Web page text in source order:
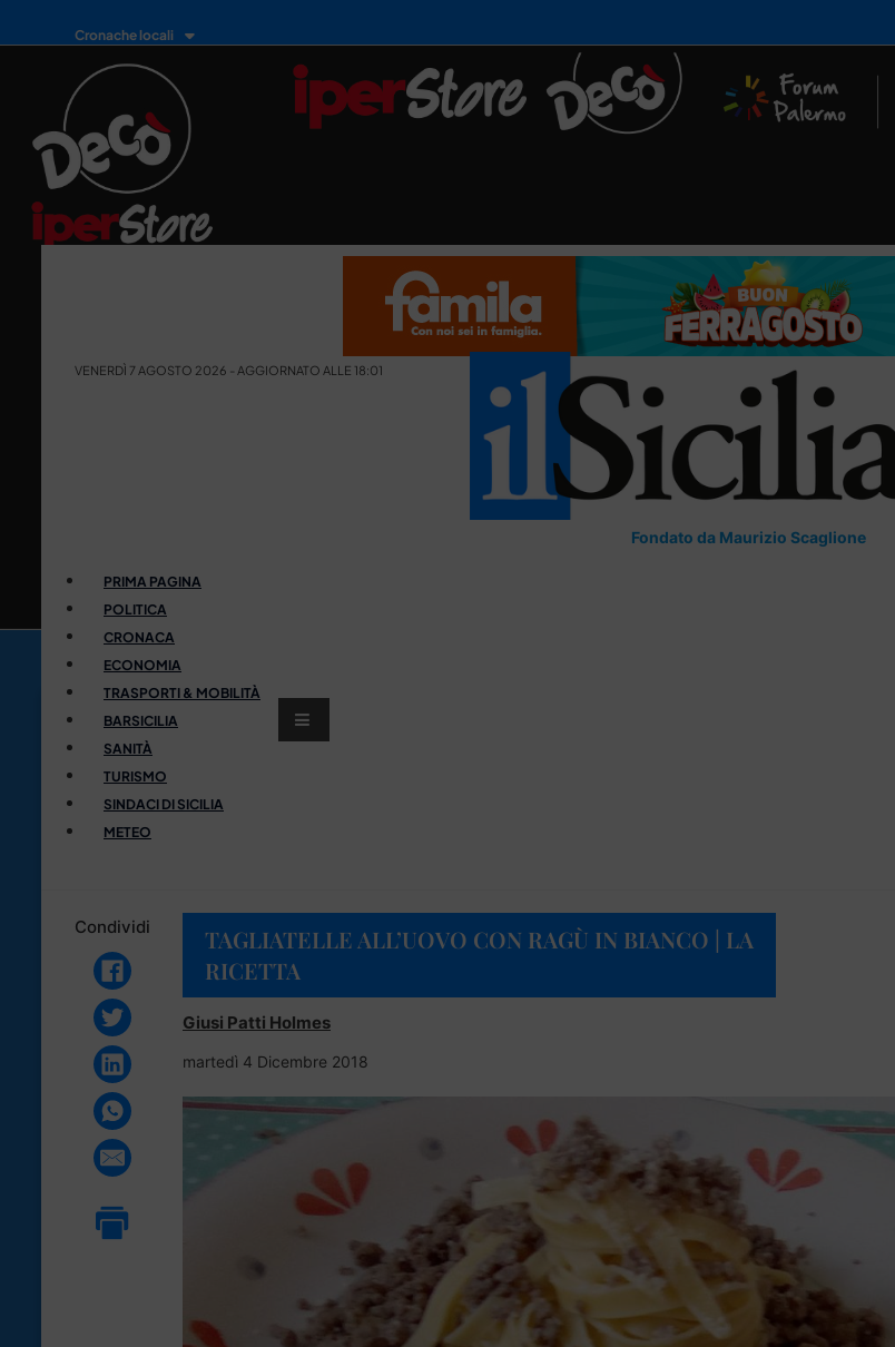
Cronache locali
VENERDÌ 7 AGOSTO 2026 - AGGIORNATO ALLE 18:01
Fondato da Maurizio Scaglione
PRIMA PAGINA
POLITICA
CRONACA
ECONOMIA
TRASPORTI & MOBILITÀ
BARSICILIA
SANITÀ
TURISMO
SINDACI DI SICILIA
METEO
Condividi
TAGLIATELLE ALL’UOVO CON RAGÙ IN BIANCO | LA
RICETTA
Giusi Patti Holmes
martedì 4 Dicembre 2018